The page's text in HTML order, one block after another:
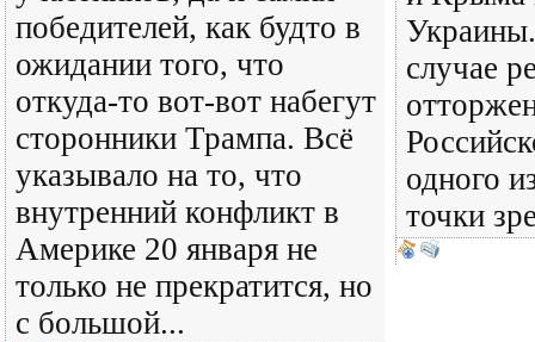
победителей, как будто в
ожидании того, что
откуда-то вот-вот набегут
сторонники Трампа. Всё
указывало на то, что
внутренний конфликт в
Америке 20 января не
только не прекратится, но
с большой...
случае
одного
точки